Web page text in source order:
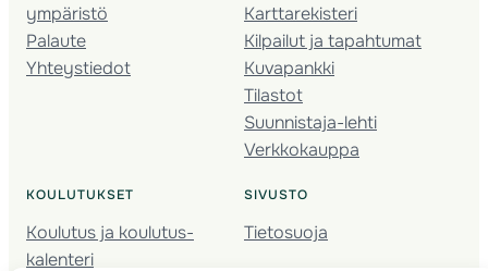
ympäristö
Palaute
Yhteystiedot
Karttarekisteri
Kilpailut ja tapahtumat
Kuvapankki
Tilastot
Suunnistaja-lehti
Verkkokauppa
KOULUTUKSET
Koulutus ja koulutus­
kalenteri
SIVUSTO
Tietosuoja